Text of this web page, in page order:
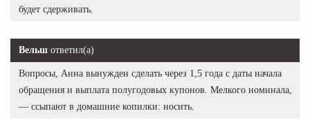
будет сдерживать.
Вельш ответил(а)
Вопросы, Анна вынужден сделать через 1,5 года с даты начала
обращения и выплата полугодовых купонов. Мелкого номинала,
— ссыпают в домашние копилки: носить.